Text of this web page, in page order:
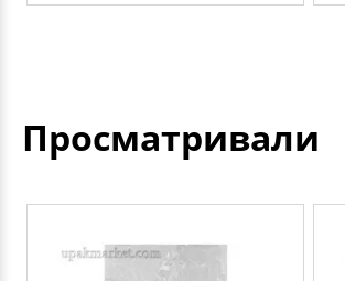
Просматривали